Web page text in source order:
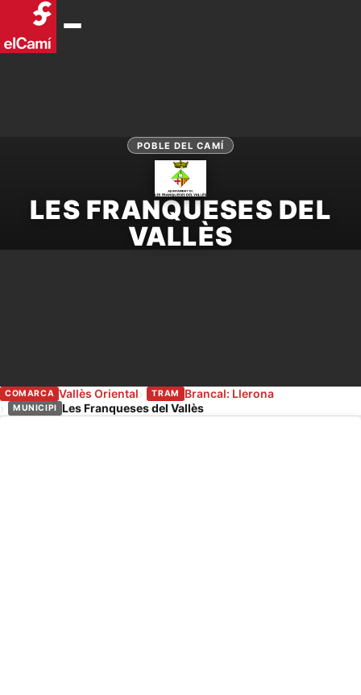
POBLE DEL CAMÍ
LES FRANQUESES DEL
VALLÈS
COMARCA Vallès Oriental TRAM Brancal: Llerona
MUNICIPI Les Franqueses del Vallès